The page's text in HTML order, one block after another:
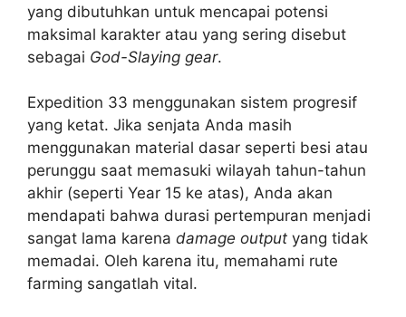
yang dibutuhkan untuk mencapai potensi
maksimal karakter atau yang sering disebut
sebagai God-Slaying gear.
Expedition 33 menggunakan sistem progresif
yang ketat. Jika senjata Anda masih
menggunakan material dasar seperti besi atau
perunggu saat memasuki wilayah tahun-tahun
akhir (seperti Year 15 ke atas), Anda akan
mendapati bahwa durasi pertempuran menjadi
sangat lama karena damage output yang tidak
memadai. Oleh karena itu, memahami rute
farming sangatlah vital.